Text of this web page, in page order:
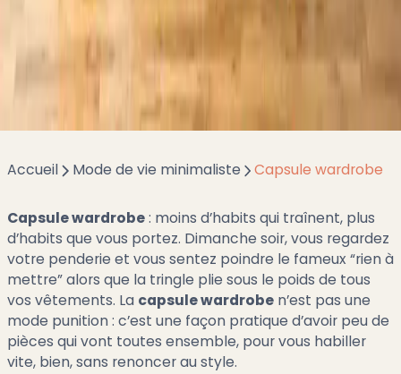
Accueil Mode de vie minimaliste Capsule wardrobe
Capsule wardrobe: moins d’habits qui traînent, plus
d’habits que vous portez. Dimanche soir, vous regardez
votre penderie et vous sentez poindre le fameux “rien à
mettre” alors que la tringle plie sous le poids de tous
vos vêtements. La capsule wardroben’est pas une
mode punition : c’est une façon pratique d’avoir peu de
pièces qui vont toutes ensemble, pour vous habiller
vite, bien, sans renoncer au style.